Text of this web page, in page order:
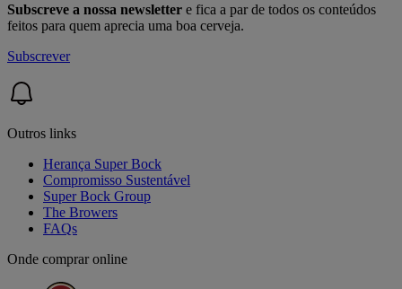
Subscreve a nossa newsletter e fica a par de todos os conteúdos
feitos para quem aprecia uma boa cerveja.
Subscrever
Outros links
Herança Super Bock
Compromisso Sustentável
Super Bock Group
The Browers
FAQs
Onde comprar online